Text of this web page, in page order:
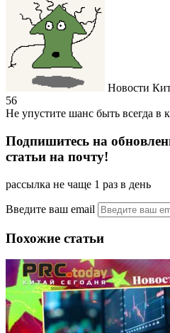
Новости
56
Не упустите шанс быть всегда в
Подпишитесь на
статьи на почту!
рассылка не чаще 1 раз в день
Введите ваш email
Похожие статьи